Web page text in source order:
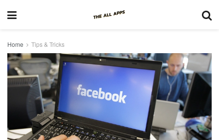
Home Tips & Tricks